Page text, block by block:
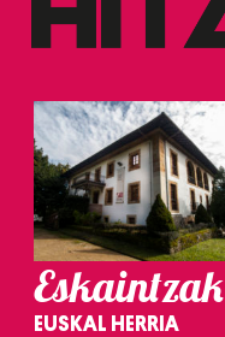
Eskaintzak
EUSKAL HERRIA